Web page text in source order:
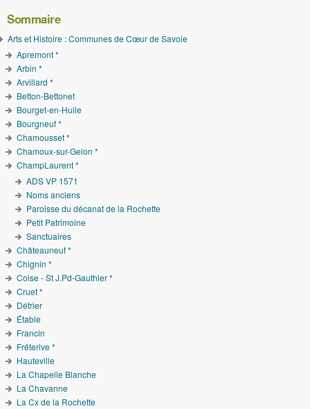
Sommaire
Arts et Histoire : Communes de Cœur de Savoie
Apremont *
Arbin *
Arvillard *
Betton-Bettonet
Bourget-en-Huile
Bourgneuf *
Chamousset *
Chamoux-sur-Gelon *
ChampLaurent *
ADS VP 1571
Noms anciens
Paroisse du décanat de la Rochette
Petit Patrimoine
Sanctuaires
Châteauneuf *
Chignin *
Coise - St J.Pd-Gauthier *
Cruet *
Détrier
Étable
Francin
Fréterive *
Hauteville
La Chapelle Blanche
La Chavanne
La Cx de la Rochette